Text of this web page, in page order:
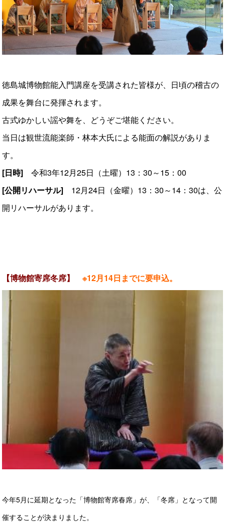
徳島城博物館能入門講座を受講された皆様が、日頃の稽古の
成果を舞台に発揮されます。
古式ゆかしい謡や舞を、どうぞご堪能ください。
当日は観世流能楽師・林本大氏による能面の解説がありま
す。
[日時] 令和3年12月25日（土曜）13：30～15：00
[公開リハーサル] 12月24日（金曜）13：30～14：30は、公
開リハーサルがあります。
【博物館寄席冬席】 ※12月14日までに要申込。
今年5月に延期となった「博物館寄席春席」が、「冬席」となって開
催することが決まりました。